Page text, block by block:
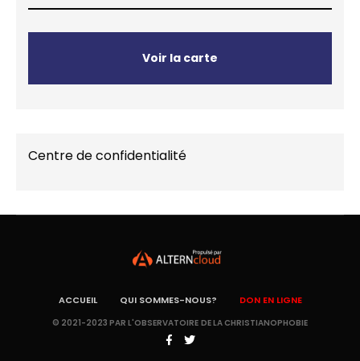
Voir la carte
Centre de confidentialité
ACCUEIL QUI SOMMES-NOUS? DON EN LIGNE
© 2021-2023 PAR L'OBSERVATOIRE DE LA CHRISTIANOPHOBIE